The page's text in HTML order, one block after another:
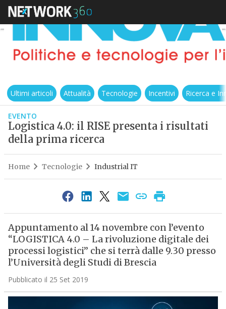
Ultimi articoli Attualità Tecnologie Incentivi Ricerca e
EVENTO
Logistica 4.0: il RISE presenta i risultati
della prima ricerca
Home Tecnologie Industrial IT
Appuntamento al 14 novembre con l’evento
“LOGISTICA 4.0 – La rivoluzione digitale dei
processi logistici” che si terrà dalle 9.30 presso
l’Università degli Studi di Brescia
Pubblicato il 25 Set 2019